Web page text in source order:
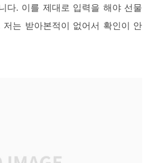
다. 이를 제대로 입력을 해야 선물
는 받아본적이 없어서 확인이 안